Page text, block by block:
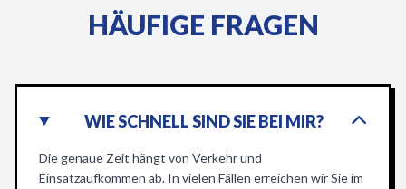
HÄUFIGE FRAGEN
WIE SCHNELL SIND SIE BEI MIR?
Die genaue Zeit hängt von Verkehr und
Einsatzaufkommen ab. In vielen Fällen erreichen wir Sie im